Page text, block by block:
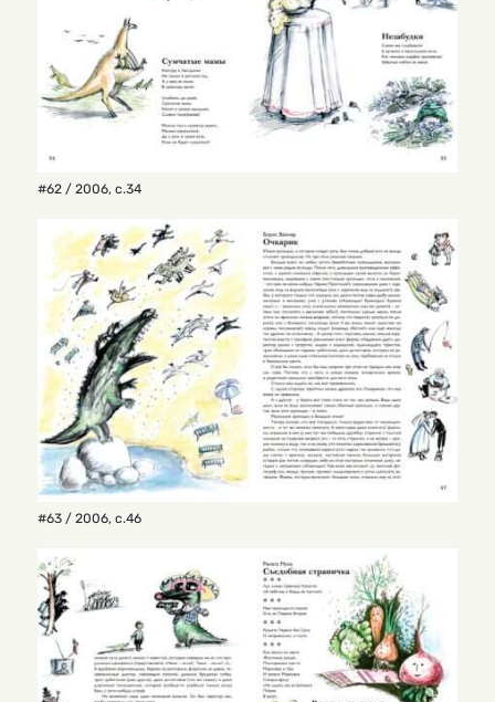
#62 / 2006, с.34
#63 / 2006, с.46